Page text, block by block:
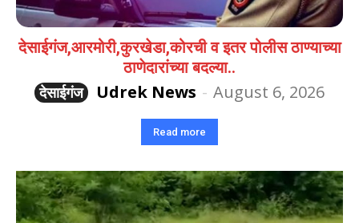
देसाईगंज,आरमोरी,कुरखेडा,कोरची व इतर पोलीस ठाण्याच्या
ठाणेदारांच्या बदल्या..
देसाईगंज
Udrek News - August 6, 2026
Read more